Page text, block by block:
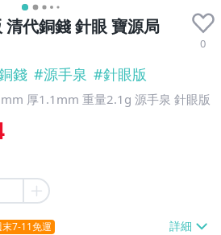
代銅錢 針眼 寶源局
0
錢 #源手泉 #針眼版
厚1.1mm 重量2.1g 源手泉 針眼版
末7-11免運